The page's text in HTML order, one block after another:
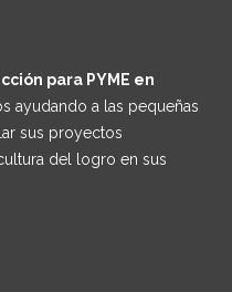
para PYME en
ayudando a las pequeñas
sus proyectos
del logro en sus